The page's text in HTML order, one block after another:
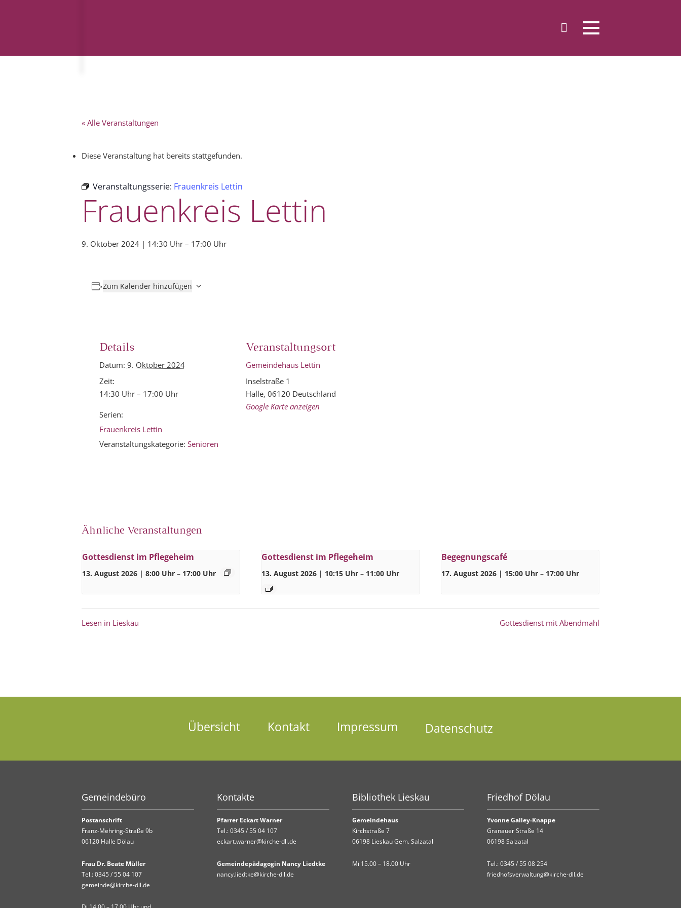
« Alle Veranstaltungen
Diese Veranstaltung hat bereits stattgefunden.
Veranstaltungsserie: Frauenkreis Lettin
Frauenkreis Lettin
9. Oktober 2024 | 14:30 Uhr – 17:00 Uhr
Zum Kalender hinzufügen
Details
Datum: 9. Oktober 2024
Zeit:
14:30 Uhr – 17:00 Uhr
Serien:
Frauenkreis Lettin
Veranstaltungskategorie: Senioren
Veranstaltungsort
Gemeindehaus Lettin
Inselstraße 1
Halle, 06120 Deutschland
Google Karte anzeigen
Ähnliche Veranstaltungen
Gottesdienst im Pflegeheim
13. August 2026 | 8:00 Uhr – 17:00 Uhr
Gottesdienst im Pflegeheim
13. August 2026 | 10:15 Uhr – 11:00 Uhr
Begegnungscafé
17. August 2026 | 15:00 Uhr – 17:00 Uhr
Lesen in Lieskau Gottesdienst mit Abendmahl
Übersicht Kontakt Impressum Datenschutz
Gemeindebüro
Postanschrift
Franz-Mehring-Straße 9b
06120 Halle Dölau
Frau Dr. Beate Müller
Tel.:0345 / 55 04 107
gemeinde@kirche-dll.de
Kontakte
Pfarrer Eckart Warner
Tel.:0345 / 55 04 107
eckart.warner@kirche-dll.de
Gemeindepädagogin Nancy Liedtke
nancy.liedtke@kirche-dll.de
Bibliothek Lieskau
Gemeindehaus
Kirchstraße 7
06198 Lieskau Gem. Salzatal
Mi 15.00 – 18.00 Uhr
Friedhof Dölau
Yvonne Galley-Knappe
Granauer Straße 14
06198 Salzatal
Tel.:0345 / 55 08 254
friedhofsverwaltung@kirche-dll.de